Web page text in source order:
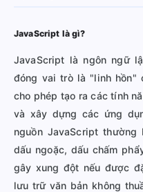
JavaScript là gì?
JavaScript là ngôn ngữ
đóng vai trò là "linh hồn"
cho phép tạo ra các tính
và xây dựng các ứng
nguồn JavaScript
dấu ngoặc, dấu chấm
gây xung đột nếu được
lưu trữ văn bản không